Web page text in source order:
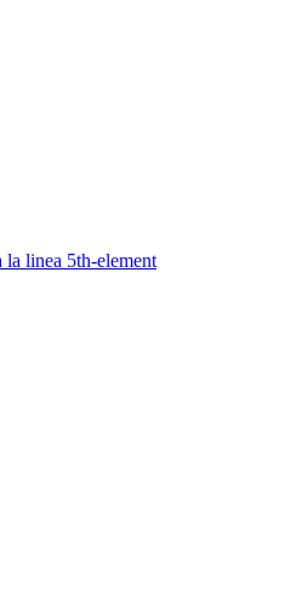
la linea 5th-element